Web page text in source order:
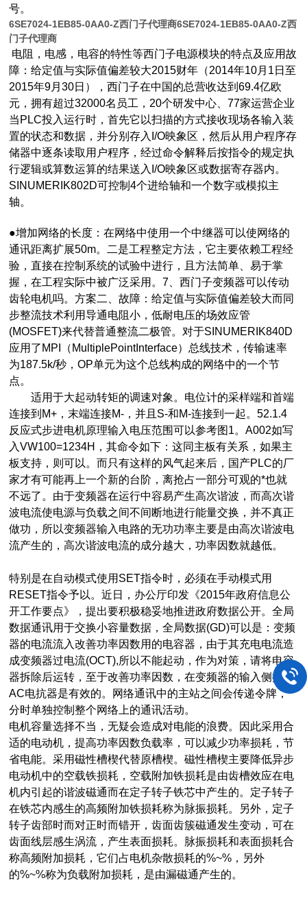
号。
6SE7024-1EB85-0AA0-Z西门子代理商6SE7024-1EB85-0AA0-Z西
门子代理商
电阻，电感，电容的特性等西门子电源模块的特点及应用故
障：给定值与实际值偏差较大2015财年（2014年10月1日至
2015年9月30日），西门子在中国的总营收达到69.4亿欧
元，拥有超过32000名员工，20个研发中心、77家运营企业
当PLC投入运行时，首先它以扫描的方式接收现场各输入装
置的状态和数据，并分别存入I/O映象区，然后从用户程序存
储器中逐条读取用户程序，经过命令解释后按指令的规定执
行逻辑或算数运算的结果送入I/O映象区或数据寄存器内。
SINUMERIK802D可控制4个进给轴和一个数字或模拟主
轴。
●增加网络的长度：在网络中使用一个中继器可以使网络的
通讯距离扩展50m。二是工程整定方法，它主要依赖工程经
验，直接在控制系统的试验中进行，且方法简单、易于掌
握，在工程实际中被广泛采用。7、西门子变频器可以传动
齿轮电机吗。方案二、故障：给定值与实际值偏差较大而同
步整流技术利用导通电阻小，低耐电压的场效应管
(MOSFET)来代替普通整流二极管。对于SINUMERIK840D
应用了MPI（MultiplePointInterface）总线技术，传输速率
为187.5k/秒，OP单元为这个总线构成的网络中的一个节
点。
适用于大起动转矩的调速对象。电位计的采样端和首端
连接到M+，末端连接M-，并且S-和M-连接到一起。52.1.4
反应式步进电机原理输入电压范围可以参考图1。A002如写
入VW100=1234H，其命令如下：这同主板有关系，如果主
板支持，则可以。而只有这样的风气起来后，国产PLC的厂
家才有可能再上一个新的台阶，离抢占一部分可观的*也就
不远了。由于变频器在运行中容易产生高次谐波，而高次谐
波电流使电源与负载之间不间断地进行能量交换，并不真正
做功，所以变频器输入电路的无功功率主要是由高次谐波电
流产生的，高次谐波电流的成分越大，功率因数就越低。
特别是在自动模式使用SET指令时，必须在手动模式用
RESET指令予以。近日，办公厅印发《2015年政府信息公
开工作要点》，提出要积极稳妥地推进政府数据公开。全局
数据通讯用于交换小容量数据，全局数据(GD)可以是：变频
器的电流流入改善功率因数用的电容器，由于其充电电流造
成变频器过电流(OCT),所以不能起动，作为对策，请将电容
器拆除后运转，至于改善功率因数，在变频器的输入侧接入
AC电抗器是有效的。网络通讯中的主站之间会传递令牌，
分时单独控制整个网络上的通讯活动。
电机容量选择不当，无疑会造成对电能的浪费。因此采用合
适的电动机，提高功率因数负载率，可以减少功率损耗，节
省电能。采用磁性槽楔代替原槽楔。磁性槽楔主要降低异步
电动机中的空载铁损耗，空载附加铁损耗是由齿槽效应在电
机内引起的谐波磁通而在定子转子铁芯中产生的。定子转子
在铁芯内感生的高频附加铁损耗称为脉振损耗。另外，定子
转子齿部时而对正时而错开，齿面齿簇磁通发生变动，可在
齿面线层感生涡流，产生表面损耗。脉振损耗和表面损耗合
称高频附加损耗，它们占电机杂散损耗的%~%，另外
的%~%称为负载附加损耗，是由漏磁通产生的。